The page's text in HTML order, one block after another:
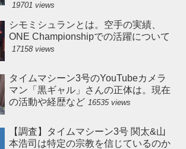
19701 views
シモミシュランとは。空手の実績、
ONE Championshipでの活躍について
17158 views
タイムマシーン3号のYouTubeカメラ
マン「黒ギャル」さんの正体は。現在
の活動や経歴など 16535 views
【調査】タイムマシーン3号 関太&山
本浩司は特定の宗教を信じているのか